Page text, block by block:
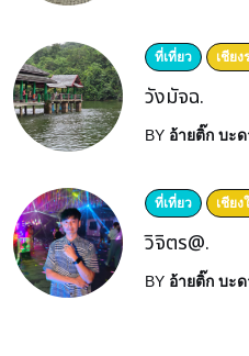
ที่เที่ยว เชียง
วังมัจฉ.
BY อ้ายติ๊ก บะ
ที่เที่ยว เชียง
วิจิตร@.
BY อ้ายติ๊ก บะ